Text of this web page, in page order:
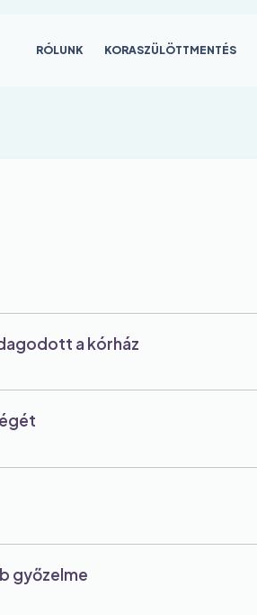
Main
RÓLUNK KORASZÜLÖTTMENTÉS
a kórház
győzelme